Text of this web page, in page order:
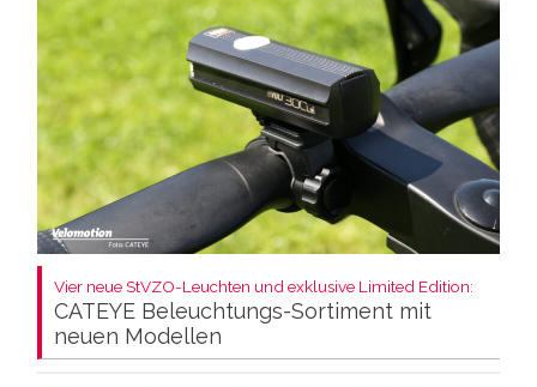
Vier neue StVZO-Leuchten und exklusive Limited Edition:
CATEYE Beleuchtungs-Sortiment mit
neuen Modellen